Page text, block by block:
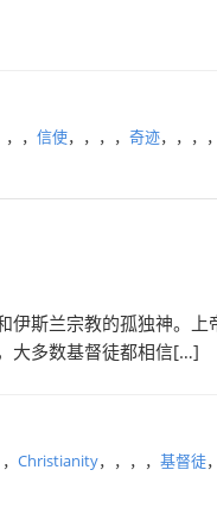
， 信使，，，， 奇迹，，，
伊斯兰宗教的孤独神。
大多数基督徒都相信[…]
Christianity，，，， 基督徒